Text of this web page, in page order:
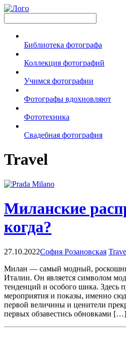
Библиотека фотографа
Коллекция фотографий
Учимся фотографии
Фотографы вдохновляют
Фототехника
Свадебная фотография
Travel
Миланские
когда?
27.10.2022София Розановская
Милан — самый модный,
Италии. Он является символом
тенденций и особого шика. Здесь
мероприятия и показы, именно
первой величины и ценители
первых обзавестись обновками […]